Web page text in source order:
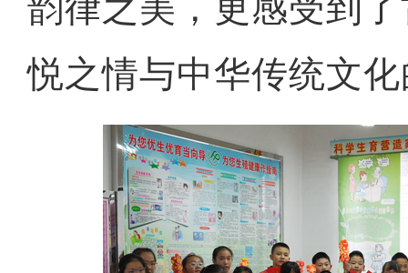
韵律之美，更感受到
悦之情与中华传统文